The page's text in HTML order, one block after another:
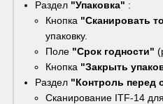
Раздел "Упаковка" :
Кнопка "Сканировать
упаковку.
Поле "Срок годности"
Кнопка "Закрыть
Раздел "Контроль перед
Сканирование ITF-14